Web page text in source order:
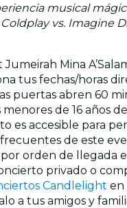
musical
vs. Imagine
Mina
tus fechas/horas
puertas abren 60
menores de 16
es accesible para
de este
por orden de llegada
privado o
Candlelight en
a tus amigos y